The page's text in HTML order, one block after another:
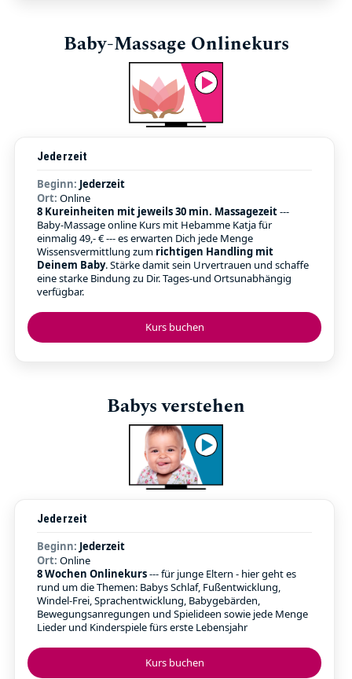
Baby-Massage Onlinekurs
Kurs buchen
Jederzeit
Beginn: Jederzeit
Ort: Online
8 Kureinheiten mit jeweils 30 min. Massagezeit---
Baby-Massage online Kurs mit Hebamme Katja für
einmalig 49,- € --- es erwarten Dich jede Menge
Wissensvermittlung zum richtigen Handling mit
Deinem Baby. Stärke damit sein Urvertrauen und schaffe
eine starke Bindung zu Dir. Tages-und Ortsunabhängig
verfügbar.
Babys verstehen
Kurs buchen
Jederzeit
Beginn: Jederzeit
Ort: Online
8 Wochen Onlinekurs--- für junge Eltern - hier geht es
rund um die Themen: Babys Schlaf, Fußentwicklung,
Windel-Frei, Sprachentwicklung, Babygebärden,
Bewegungsanregungen und Spielideen sowie jede Menge
Lieder und Kinderspiele fürs erste Lebensjahr